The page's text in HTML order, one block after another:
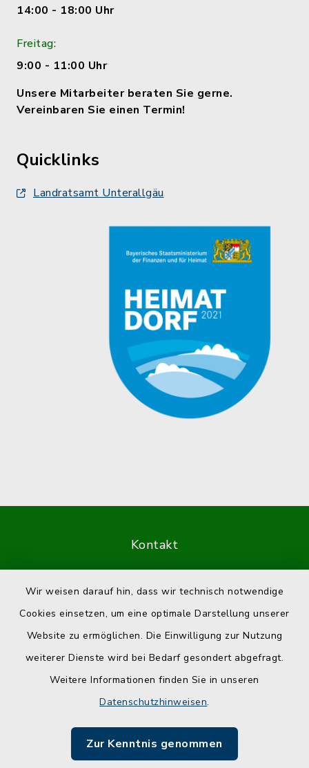
Wir weisen darauf hin, dass wir technisch notwendige
Cookies einsetzen, um eine optimale Darstellung unserer
Website zu ermöglichen. Die Einwilligung zur Nutzung
weiterer Dienste wird bei Bedarf gesondert abgefragt.
Weitere Informationen finden Sie in unseren
Datenschutzhinweisen.
Zur Kenntnis genommen
14:00 - 18:00 Uhr
Freitag:
9:00 - 11:00 Uhr
Unsere Mitarbeiter beraten Sie gerne.
Vereinbaren Sie einen Termin!
Quicklinks
Landratsamt Unterallgäu
Kontakt
Datenschutz
Impressum
Sitemap
Cookie-Einstellungen